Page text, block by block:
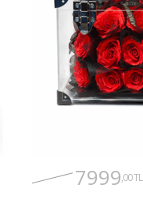
7999,00 TL